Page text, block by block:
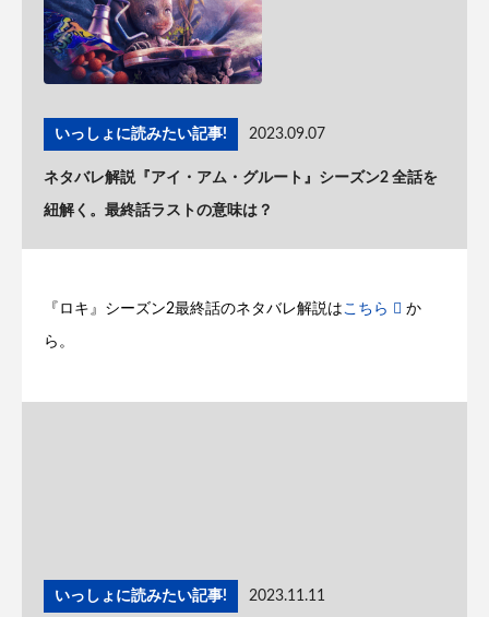
いっしょに読みたい記事! 2023.09.07
ネタバレ解説『アイ・アム・グルート』シーズン2 全話を
紐解く。最終話ラストの意味は？
『ロキ』シーズン2最終話のネタバレ解説は こちら か
ら。
いっしょに読みたい記事! 2023.11.11